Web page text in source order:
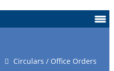
Circulars / Office Orders